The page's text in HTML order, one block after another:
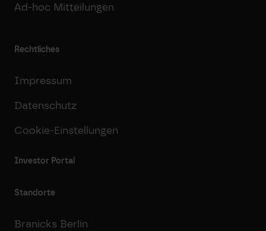
Ad-hoc Mitteilungen
Rechtliches
Impressum
Datenschutz
Cookie-Einstellungen
Investor Portal
Standorte
Branicks Berlin